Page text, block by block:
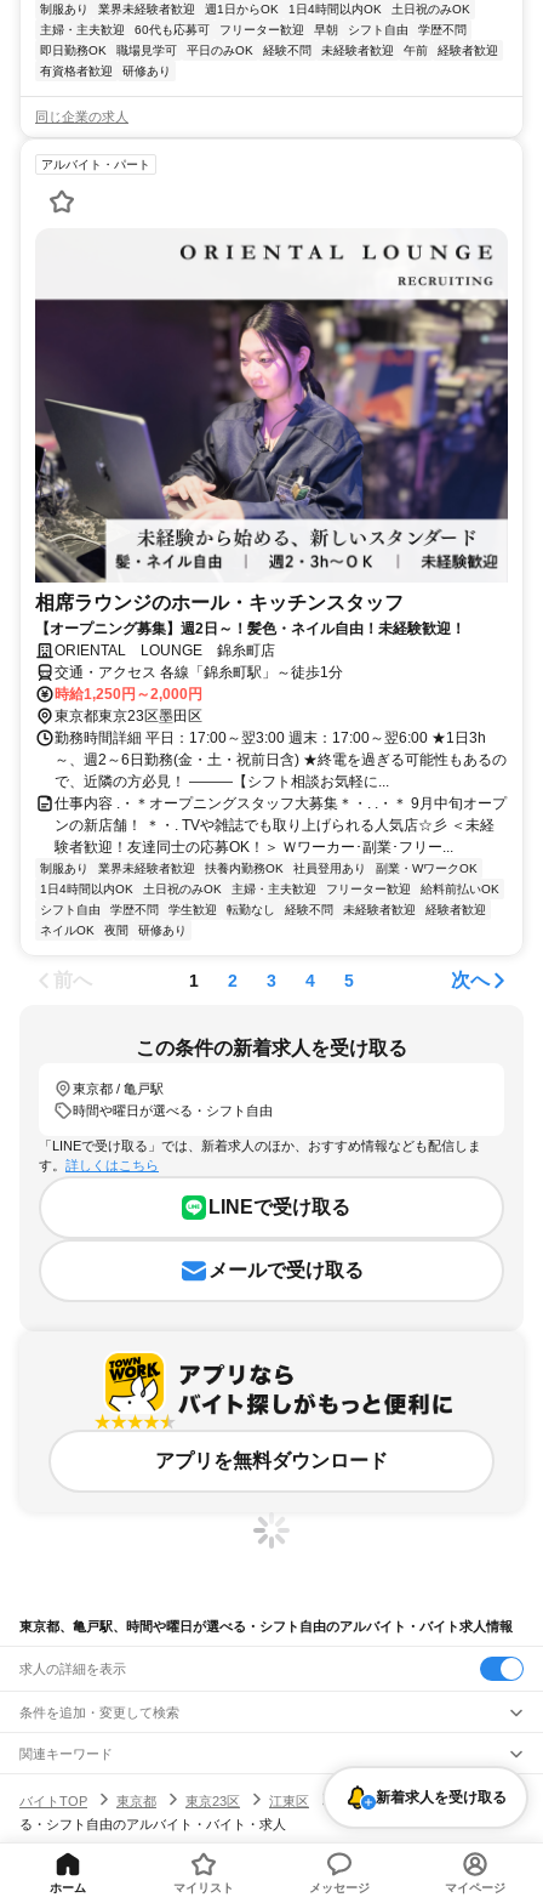
制服あり 業界未経験者歓迎 週1日からOK 1日4時間以内OK
土日祝のみOK
主婦・主夫歓迎
60代も応募可 フリーター歓迎 早朝 シフト自由
学歴不問
即日勤務OK
職場見学可 平日のみOK 経験不問 未経験者歓迎 午前
経験者歓迎
有資格者歓迎
研修あり
同じ企業の求人
アルバイト・パート
相席ラウンジのホール・キッチンスタッフ
【オープニング募集】週2日～！髪色・ネイル自由！未経験歓迎！
ORIENTAL LOUNGE 錦糸町店
交通・アクセス 各線「錦糸町駅」～徒歩1分
時給1,250円～2,000円
東京都東京23区墨田区
勤務時間詳細 平日：17:00～翌3:00 週末：17:00～翌6:00 ★1日3h
～、週2～6日勤務(金・土・祝前日含) ★終電を過ぎる可能性もあるの
で、近隣の方必見！ ―――【シフト相談お気軽に...
仕事内容 .・＊オープニングスタッフ大募集＊・. .・＊ 9月中旬オープ
ンの新店舗！ ＊・. TVや雑誌でも取り上げられる人気店☆彡 ＜未経
験者歓迎！友達同士の応募OK！＞ Ｗワーカー･副業･フリー...
制服あり 業界未経験者歓迎 扶養内勤務OK 社員登用あり
副業・WワークOK
1日4時間以内OK
土日祝のみOK 主婦・主夫歓迎 フリーター歓迎
給料前払いOK
シフト自由
学歴不問 学生歓迎 転勤なし 経験不問 未経験者歓迎
経験者歓迎
ネイルOK
夜間 研修あり
前へ 1 2 3 4 5 次へ
この条件の新着求人を受け取る
東京都 / 亀戸駅
時間や曜日が選べる・シフト自由
「LINEで受け取る」では、新着求人のほか、おすすめ情報なども配信しま
す。 詳しくはこちら
LINEで受け取る
メールで受け取る
アプリを無料ダウンロード
東京都、亀戸駅、時間や曜日が選べる・シフト自由のアルバイト・バイト求人情報
求人の詳細を表示
条件を追加・変更して検索
市区町村を追加・変更
東京都すべて
東京23区すべて
世田谷区
杉並区 荒川区板橋区
葛飾区
江戸川区
駅を追加・変更
東京駅新橋駅
JR山手線
職種を追加・変更
飲食・フードサービス
飲食・フードサービス
すべて
特徴を追加・変更
関連キーワード
ガチャガチャ
バイトTOP
東京都 東京23区 江東区 亀戸駅
時間や曜日が選べ
る・シフト自由のアルバイト・バイト・求人
新着求人を受け取る
ヘルプ・お問い合わせ サイトマップ 利用規約・プライバシーポリシー
ホーム マイリスト メッセージ マイページ